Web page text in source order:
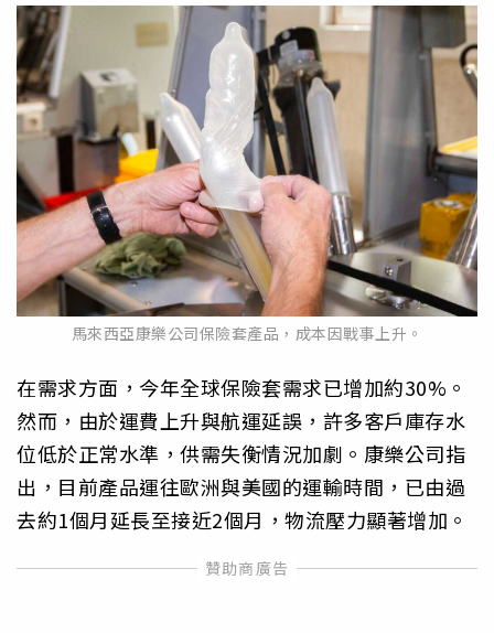
馬來西亞康樂公司保險套產品，成本因戰事上升。
在需求方面，今年全球保險套需求已增加約30%。
然而，由於運費上升與航運延誤，許多客戶庫存水
位低於正常水準，供需失衡情況加劇。康樂公司指
出，目前產品運往歐洲與美國的運輸時間，已由過
去約1個月延長至接近2個月，物流壓力顯著增加。